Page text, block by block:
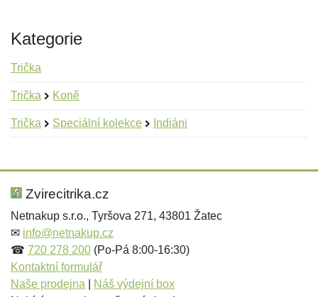
Kategorie
Trička
Trička Koně
Trička Speciální kolekce Indiáni
Hodnocení:
Jméno: *
Jméno:
E-mail:*
Zvirecitrika.cz
Netnakup s.r.o., Tyršova 271, 43801 Žatec
✉ info@netnakup.cz
☎ 720 278 200 (Po-Pá 8:00-16:30)
Kontaktní formulář
Naše prodejna
Náš výdejní box